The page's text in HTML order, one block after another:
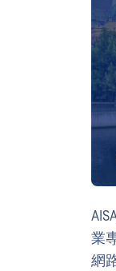
業
網